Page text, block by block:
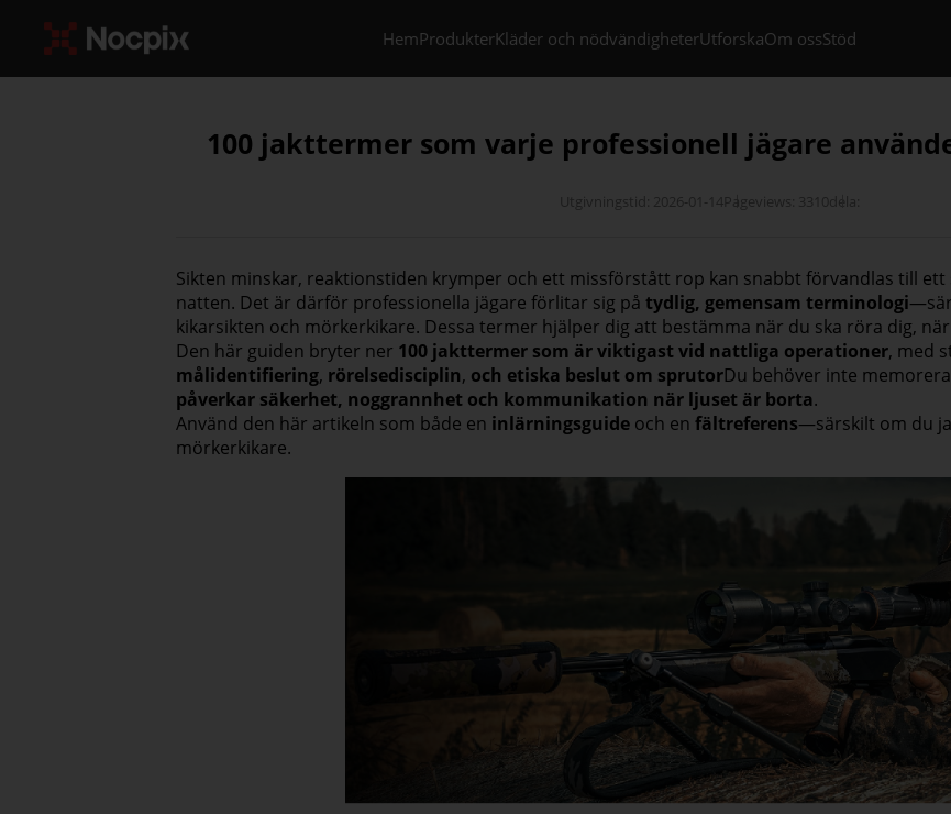
HemProdukterKläder och nödvändigheterUtforskaOm ossStöd
100 jakttermer som varje professionell jägare
Utgivningstid: 2026-01-14 Pageviews: 3310 dela:
Sikten minskar, reaktionstiden krymper och ett missförstått rop kan snabbt förvandlas till
natten. Det är därför professionella jägare förlitar sig på tydlig, gemensam terminologi
kikarsikten och mörkerkikare. Dessa termer hjälper dig att bestämma när du ska röra dig,
Den här guiden bryter ner 100 jakttermer som är viktigast vid nattliga operationer, med
målidentifiering, rörelsedisciplin, och etiska beslut om sprutorDu behöver inte
påverkar säkerhet, noggrannhet och kommunikation när ljuset är borta.
Använd den här artikeln som både en inlärningsguide och en fältreferens—särskilt om du
mörkerkikare.